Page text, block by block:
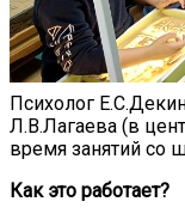
Психолог
Л.В.Лагаева (в
время занятий со
Как это работает?